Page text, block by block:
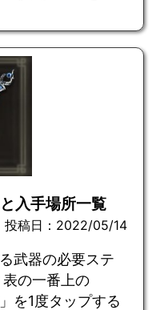
入手場所一覧
投稿日：2022/05/14
武器の必要ステ
の一番上の
を1度タップする